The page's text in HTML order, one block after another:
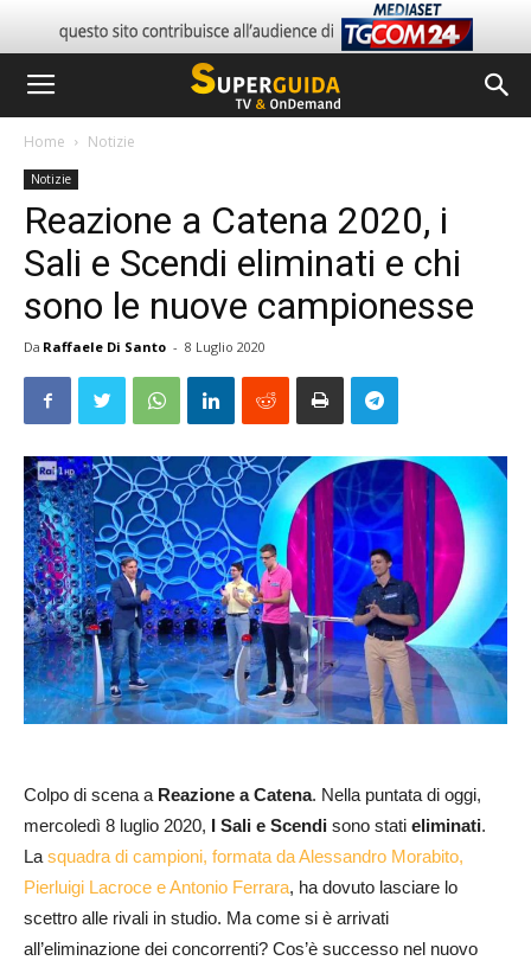
Home Notizie
Notizie
Reazione a Catena 2020, i
Sali e Scendi eliminati e chi
sono le nuove campionesse
Da Raffaele Di Santo - 8 Luglio 2020
Colpo di scena a Reazione a Catena. Nella puntata di oggi,
mercoledì 8 luglio 2020, I Sali e Scendi sono stati eliminati.
La squadra di campioni, formata da Alessandro Morabito,
Pierluigi Lacroce e Antonio Ferrara, ha dovuto lasciare lo
scettro alle rivali in studio. Ma come si è arrivati
all’eliminazione dei concorrenti? Cos’è successo nel nuovo